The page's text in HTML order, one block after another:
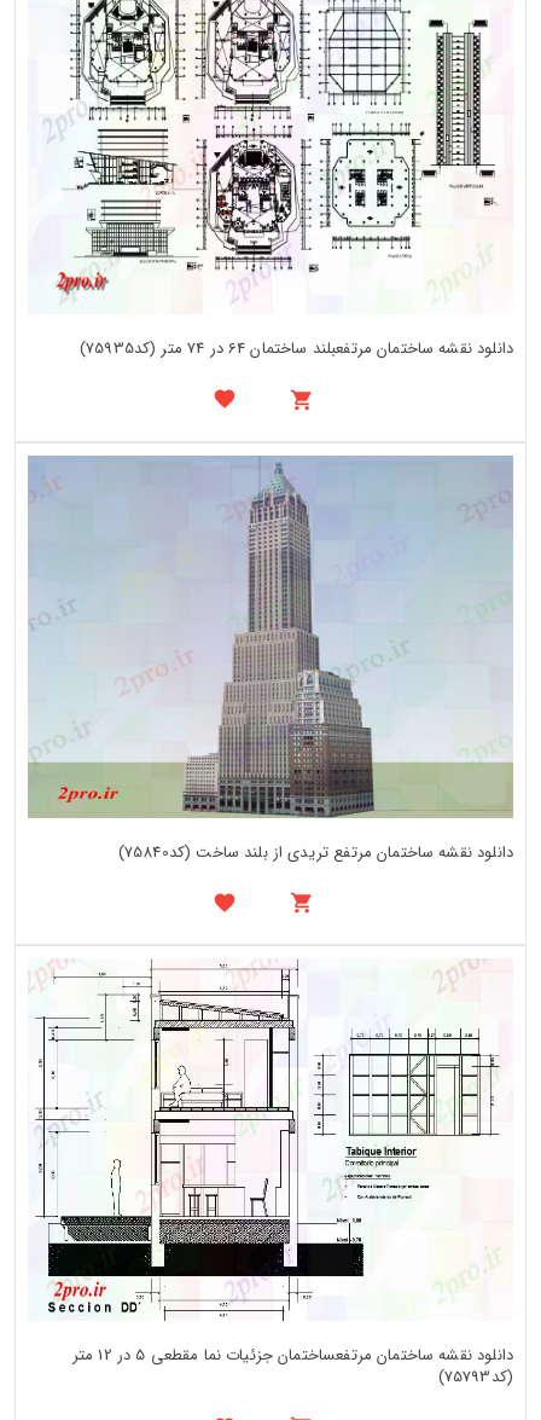
دانلود نقشه ساختمان مرتفعبلند ساختمان 64 در 74 متر (کد75935)
دانلود نقشه ساختمان مرتفع تریدی از بلند ساخت (کد75840)
دانلود نقشه ساختمان مرتفعساختمان جزئیات نما مقطعی 5 در 12 متر
(کد75793)